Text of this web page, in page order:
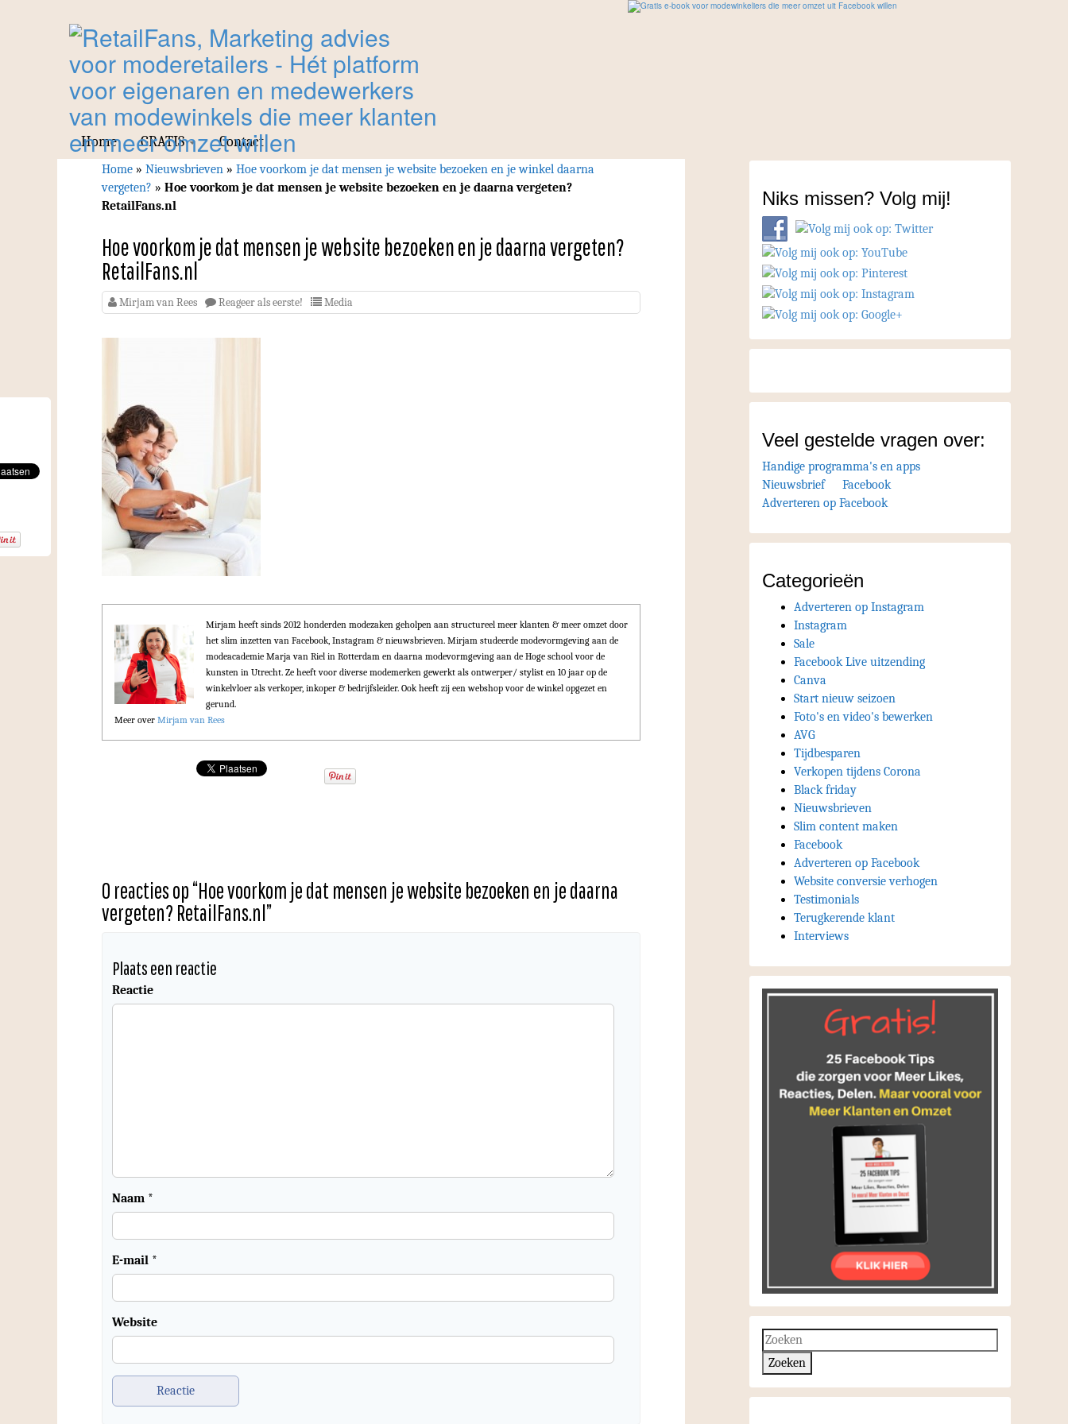
Home GRATIS Contact
Home » Nieuwsbrieven » Hoe voorkom je dat mensen je website bezoeken en je winkel daarna
vergeten? » Hoe voorkom je dat mensen je website bezoeken en je daarna vergeten?
RetailFans.nl
Hoe voorkom je dat mensen je website bezoeken en je daarna vergeten?
RetailFans.nl
Mirjam van Rees Reageer als eerste! Media
Mirjam heeft sinds 2012 honderden modezaken geholpen aan structureel meer klanten & meer omzet door
het slim inzetten van Facebook, Instagram & nieuwsbrieven. Mirjam studeerde modevormgeving aan de
modeacademie Marja van Riel in Rotterdam en daarna modevormgeving aan de Hoge school voor de
kunsten in Utrecht. Ze heeft voor diverse modemerken gewerkt als ontwerper/ stylist en 10 jaar op de
winkelvloer als verkoper, inkoper & bedrijfsleider. Ook heeft zij een webshop voor de winkel opgezet en
gerund.
Meer over Mirjam van Rees
0 reacties op “Hoe voorkom je dat mensen je website bezoeken en je daarna
vergeten? RetailFans.nl”
Plaats een reactie
Reactie
Naam *
E-mail *
Website
Niks missen? Volg mij!
Veel gestelde vragen over:
Handige programma's en apps
Nieuwsbrief
Facebook
Adverteren op Facebook
Categorieën
Adverteren op Instagram
Instagram
Sale
Facebook Live uitzending
Canva
Start nieuw seizoen
Foto's en video's bewerken
AVG
Tijdbesparen
Verkopen tijdens Corona
Black friday
Nieuwsbrieven
Slim content maken
Facebook
Adverteren op Facebook
Website conversie verhogen
Testimonials
Terugkerende klant
Interviews